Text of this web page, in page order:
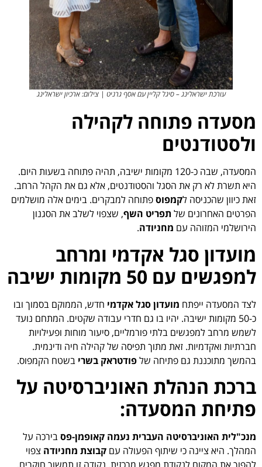
עורכת ישראלינג – סיגל קליין עם אסף גרניט | צילום: ארכיון ישראלינג
מסעדה פתוחה לקהילה
ולסטודנטים
המסעדה, שבה כ-120 מקומות ישיבה, תהיה פתוחה בשעות היום.
היא תשרת לא רק את הסגל והסטודנטים, אלא גם את הקהל הרחב.
זאת כיוון שהכניסה לקמפוספתוחה למבקרים. בימים אלה מושלמים
הפרטים האחרונים של תפריט השף, שצפוי לשלב את הסגנון
הירושלמי המזוהה עם מחניודה.
מועדון סגל אקדמי ומרחב
למפגשים עם 50 מקומות ישיבה
לצד המסעדה ייפתח מועדון סגל אקדמי חדש, הממוקם בסמוך ובו
כ-50 מקומות ישיבה. יהיו בו גם חדרי עבודה שקטים. המתחם נועד
לשמש מרחב למפגשים בלתי פורמליים, סיעור מוחות ופעילויות
חברתיות ואקדמיות. זאת מתוך תפיסה של קהילה חיה ודינמית.
בהמשך מתוכננת גם פתיחה שלפודטראק בשרי בשטח הקמפוס.
ברכת הנהלת האוניברסיטה על
פתיחת המסעדה:
מנכ"לית האוניברסיטה העברית נעמה קאופמן-פסבירכה על
המהלך. היא ציינה כי שיתוף הפעולה עם קבוצת מחניודה צפוי